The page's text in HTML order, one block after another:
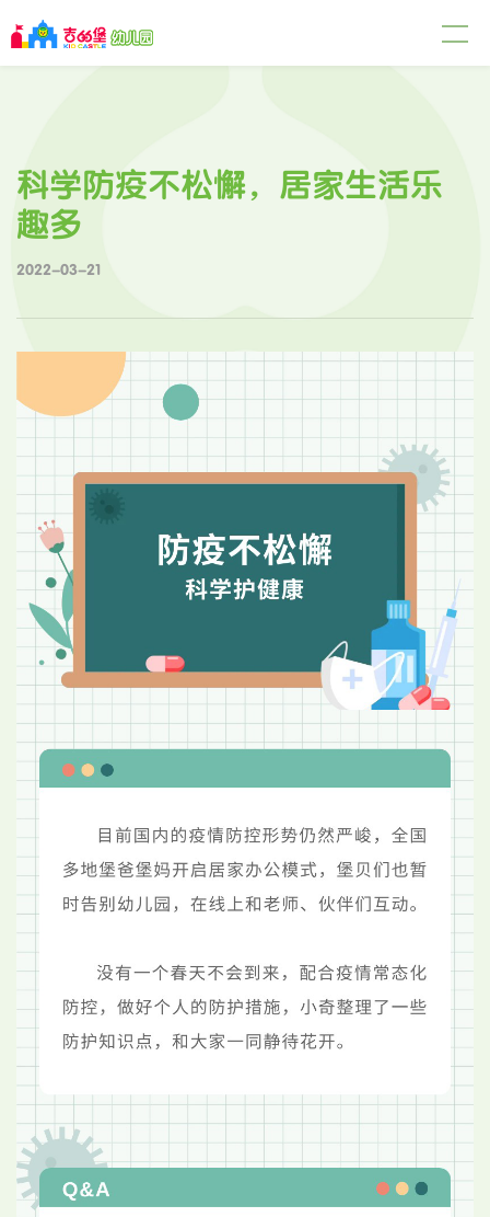
科学防疫不松懈，居家生活乐
趣多
2022-03-21